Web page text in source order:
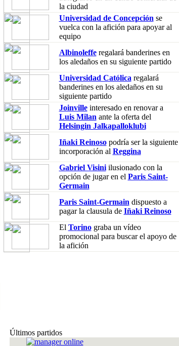
la ciudad
Universidad de Concepción se
vuelca con la afición para apoyar al
equipo
Albinolefferegalará banderines en
los aledaños en su siguiente partido
Universidad Católica regalará
banderines en los aledaños en su
siguiente partido
Joinvilleinteresado en renovar a
Luis Milan ante la oferta del
Helsingin Jalkapalloklubi
Iñaki Reinosopodría ser la siguiente
incorporación al Reggina
Gabriel Visiniilusionado con la
opción de jugar en el Paris Saint-
Germain
Paris Saint-Germain dispuesto a
pagar la clausula de Iñaki Reinoso
El Torinograba un vídeo
promocional para buscar el apoyo de
la afición
Últimos partidos